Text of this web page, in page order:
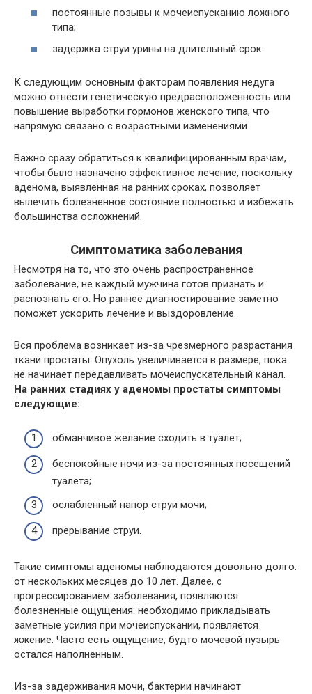
постоянные позывы к мочеиспусканию ложного
типа;
задержка струи урины на длительный срок.
К следующим основным факторам появления недуга
можно отнести генетическую предрасположенность или
повышение выработки гормонов женского типа, что
напрямую связано с возрастными изменениями.
Важно сразу обратиться к квалифицированным врачам,
чтобы было назначено эффективное лечение, поскольку
аденома, выявленная на ранних сроках, позволяет
вылечить болезненное состояние полностью и избежать
большинства осложнений.
Симптоматика заболевания
Несмотря на то, что это очень распространенное
заболевание, не каждый мужчина готов признать и
распознать его. Но раннее диагностирование заметно
поможет ускорить лечение и выздоровление.
Вся проблема возникает из-за чрезмерного разрастания
ткани простаты. Опухоль увеличивается в размере, пока
не начинает передавливать мочеиспускательный канал.
На ранних стадиях у аденомы простаты симптомы
следующие:
обманчивое желание сходить в туалет;
беспокойные ночи из-за постоянных посещений
туалета;
ослабленный напор струи мочи;
прерывание струи.
Такие симптомы аденомы наблюдаются довольно долго:
от нескольких месяцев до 10 лет. Далее, с
прогрессированием заболевания, появляются
болезненные ощущения: необходимо прикладывать
заметные усилия при мочеиспускании, появляется
жжение. Часто есть ощущение, будто мочевой пузырь
остался наполненным.
Из-за задерживания мочи, бактерии начинают